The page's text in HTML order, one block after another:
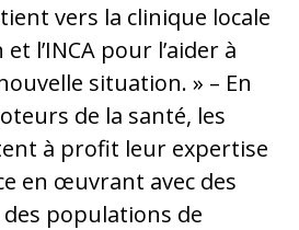
vers la clinique locale
l’INCA pour l’aider à
situation. » – En
de la santé, les
à profit leur expertise
en œuvrant avec des
populations de